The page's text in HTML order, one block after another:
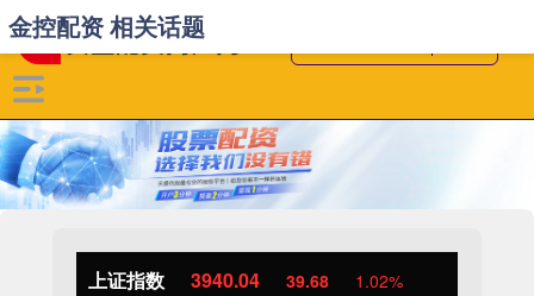
上证指数 3940.04 39.68 1.02%
金控配资 相关话题